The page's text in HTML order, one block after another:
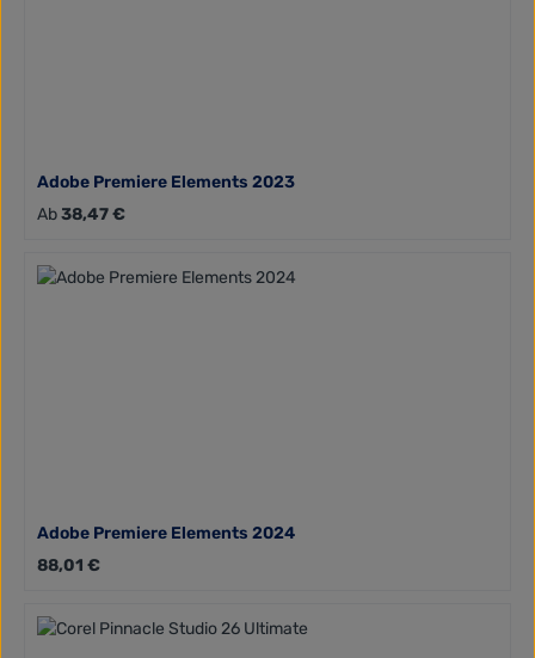
Adobe Premiere Elements 2023
Regulärer Preis:
Ab38,47 €
Adobe Premiere Elements 2024
Regulärer Preis:
88,01 €